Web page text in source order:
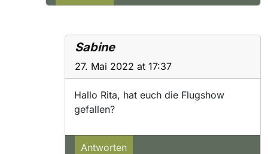
Sabine
27. Mai 2022 at 17:37
Hallo Rita, hat euch die Flugshow
gefallen?
Antworten